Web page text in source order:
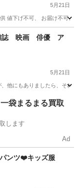
5月21日
値下げ不可、 お届け不可
誌 映画 俳優 ア
5月21日
他にもありましたら、そ
袋まるまる買取
します
Ad
パンツ❤️キッズ服